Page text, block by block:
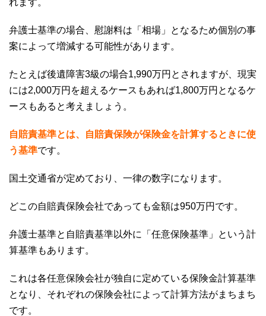
弁護士基準の場合、慰謝料は「相場」となるため個別の事
案によって増減する可能性があります。
たとえば後遺障害3級の場合1,990万円とされますが、現実
には2,000万円を超えるケースもあれば1,800万円となるケ
ースもあると考えましょう。
自賠責基準とは、自賠責保険が保険金を計算するときに使
う基準です。
国土交通省が定めており、一律の数字になります。
どこの自賠責保険会社であっても金額は950万円です。
弁護士基準と自賠責基準以外に「任意保険基準」という計
算基準もあります。
これは各任意保険会社が独自に定めている保険金計算基準
となり、 それぞれの保険会社によって計算方法がまちまち
です。